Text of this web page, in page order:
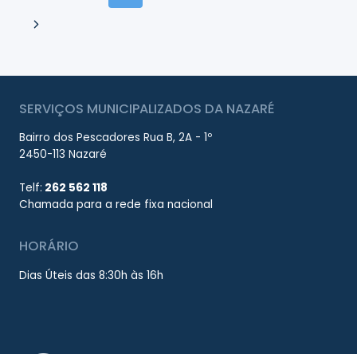
FAMALICÃO
navigation
Page
Next
SERVIÇOS MUNICIPALIZADOS DA NAZARÉ
Bairro dos Pescadores Rua B, 2A - 1º
2450-113 Nazaré
Telf: 262 562 118
Chamada para a rede fixa nacional
HORÁRIO
Dias Úteis das 8:30h às 16h